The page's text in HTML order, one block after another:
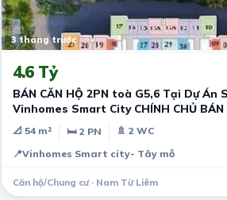
3 tháng trước
4.6 Tỷ
BÁN CĂN HỘ 2PN toà G5,6 Tại Dự Án
Vinhomes Smart City CHÍNH CHỦ BÁN
📐 54 m² 🛏 2 PN
🚿 2 WC
📍Vinhomes Smart city- Tây mỗ
Căn hộ/Chung cư · Nam Từ Liêm